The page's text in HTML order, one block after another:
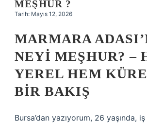
MEŞHUR ?
Tarih: Mayıs 12, 2026
MARMARA
NEYI MEŞHUR? –
YEREL HEM
BIR BAKIŞ
Bursa’dan yazıyorum, 26 yaşında, iş